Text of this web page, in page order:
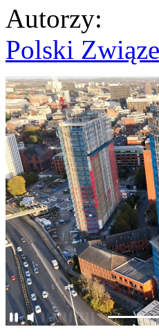
Autorzy:
Polski